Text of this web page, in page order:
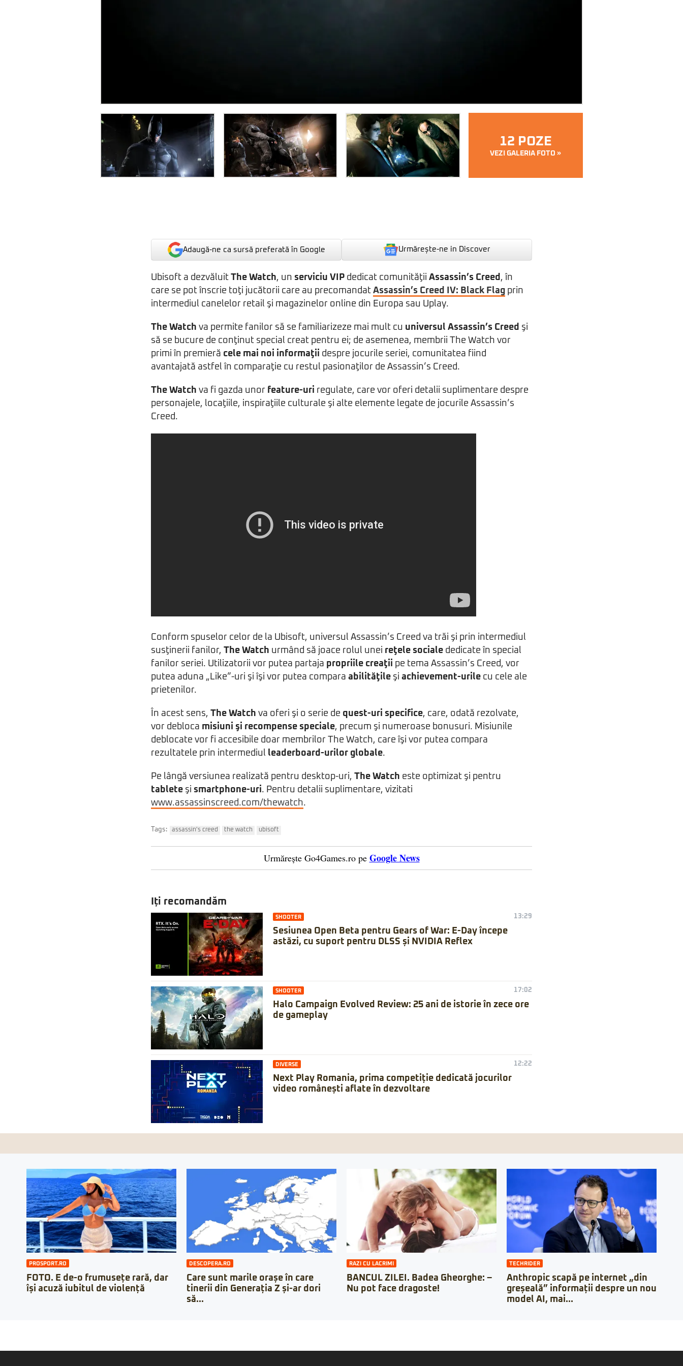
12 POZE
VEZI GALERIA FOTO »
Adaugă-ne ca sursă preferată în Google Urmărește-ne in Discover
Ubisoft a dezvăluit The Watch, un serviciu VIP dedicat comunităţii Assassin’s Creed , în
care se pot înscrie toţi jucătorii care au precomandat Assassin’s Creed IV: Black Flag prin
intermediul canelelor retail şi magazinelor online din Europa sau Uplay.
The Watch va permite fanilor să se familiarizeze mai mult cu universul Assassin’s Creed şi
să se bucure de conţinut special creat pentru ei; de asemenea, membrii The Watch vor
primi în premieră cele mai noi informaţii despre jocurile seriei, comunitatea fiind
avantajată astfel în comparaţie cu restul pasionaţilor de Assassin’s Creed.
The Watch va fi gazda unor feature-uri regulate, care vor oferi detalii suplimentare despre
personajele, locaţiile, inspiraţiile culturale şi alte elemente legate de jocurile Assassin’s
Creed.
Conform spuselor celor de la Ubisoft, universul Assassin’s Creed va trăi şi prin intermediul
susţinerii fanilor, The Watch urmând să joace rolul unei reţele sociale dedicate în special
fanilor seriei. Utilizatorii vor putea partaja propriile creaţii pe tema Assassin’s Creed, vor
putea aduna „Like”-uri şi îşi vor putea compara abilităţile şi achievement-urile cu cele ale
prietenilor.
În acest sens, The Watch va oferi şi o serie de quest-uri specifice, care, odată rezolvate,
vor debloca misiuni şi recompense speciale, precum şi numeroase bonusuri. Misiunile
deblocate vor fi accesibile doar membrilor The Watch, care îşi vor putea compara
rezultatele prin intermediul leaderboard-urilor globale.
Pe lângă versiunea realizată pentru desktop-uri, The Watch este optimizat şi pentru
tablete şi smartphone-uri. Pentru detalii suplimentare, vizitati
www.assassinscreed.com/thewatch.
Tags: assassin's creed the watch ubisoft
Urmărește Go4Games.ro pe Google News
Iți recomandăm
SHOOTER 13:29
Sesiunea Open Beta pentru Gears of War: E-Day începe
astăzi, cu suport pentru DLSS și NVIDIA Reflex
SHOOTER 17:02
Halo Campaign Evolved Review: 25 ani de istorie în zece ore
de gameplay
DIVERSE 12:22
Next Play Romania, prima competiție dedicată jocurilor
video românești aflate în dezvoltare
PROSPORT.RO
FOTO. E de-o frumusețe rară, dar
își acuză iubitul de violență
DESCOPERA.RO
Care sunt marile orașe în care
tinerii din Generația Z și-ar dori
să...
RAZI CU LACRIMI
BANCUL ZILEI. Badea Gheorghe: –
Nu pot face dragoste!
TECHRIDER
Anthropic scapă pe internet „din
greșeală” informații despre un nou
model AI, mai...